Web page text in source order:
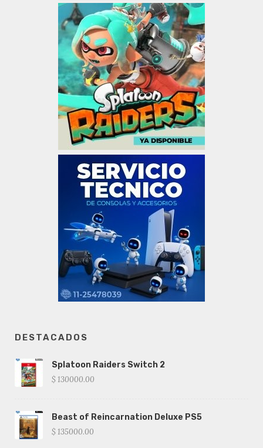
DESTACADOS
Splatoon Raiders Switch 2
$ 130000.00
Beast of Reincarnation Deluxe PS5
$ 135000.00